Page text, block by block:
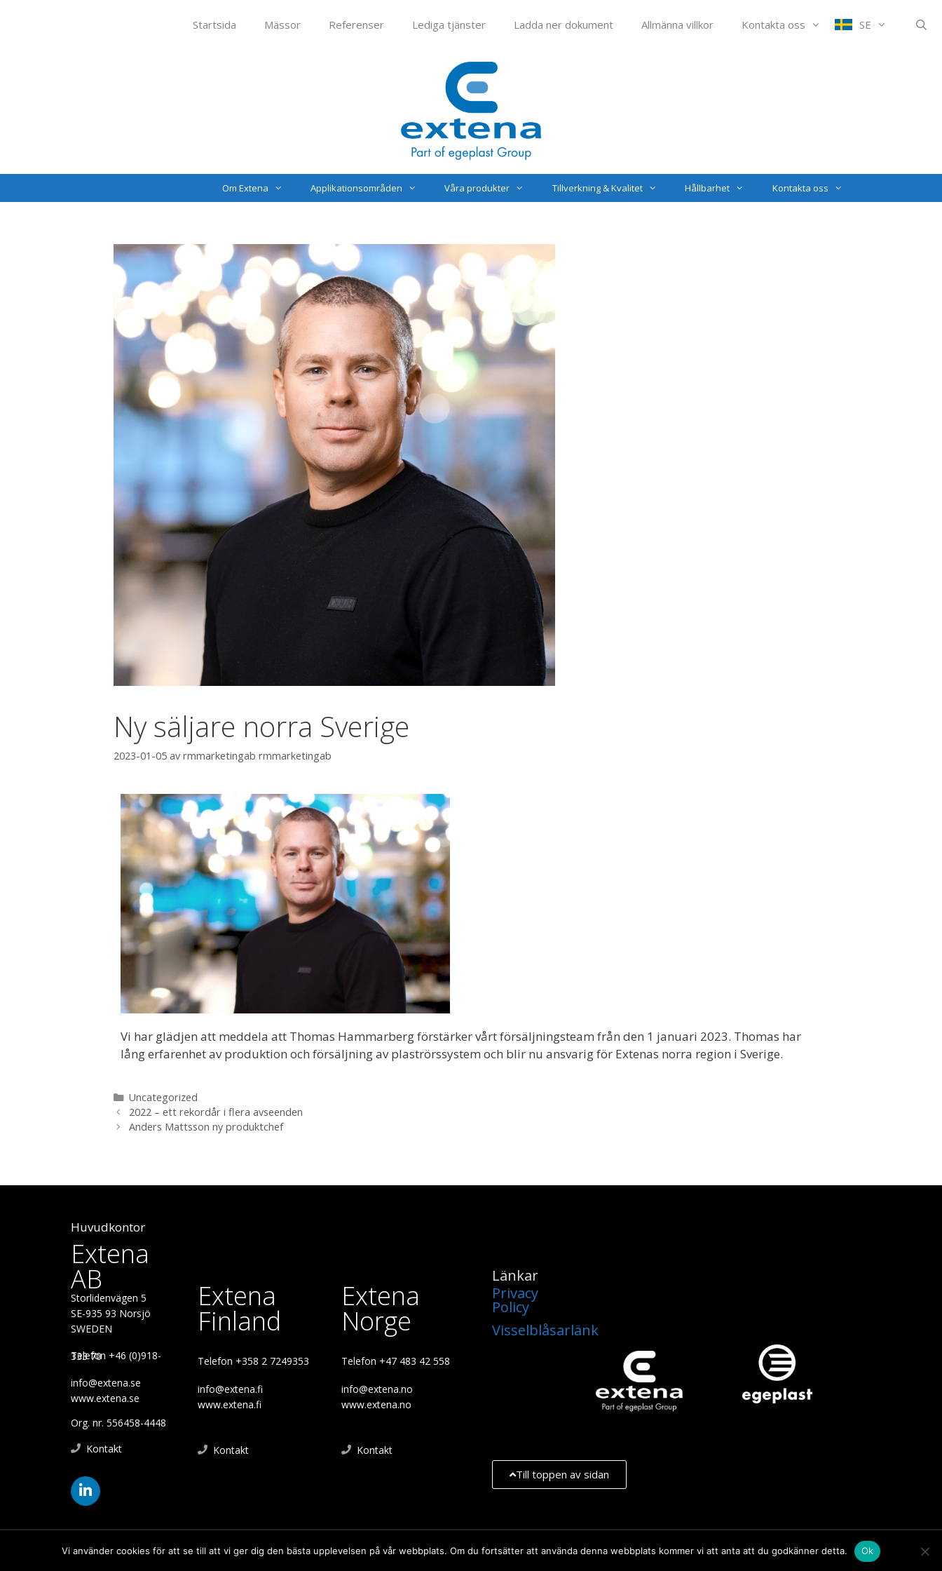
Startsida Mässor Referenser Lediga tjänster Ladda ner dokument Allmänna villkor Kontakta oss SE
Om Extena Applikationsområden Våra produkter Tillverkning & Kvalitet Hållbarhet Kontakta oss
Ny säljare norra Sverige
2023-01-05 av rmmarketingab rmmarketingab
Vi har glädjen att meddela att Thomas Hammarberg förstärker vårt försäljningsteam från den 1 januari 2023. Thomas har
lång erfarenhet av produktion och försäljning av plaströrssystem och blir nu ansvarig för Extenas norra region i Sverige.
Uncategorized
2022 – ett rekordår i flera avseenden
Anders Mattsson ny produktchef
Huvudkontor
Extena
AB
Storlidenvägen 5
SE-935 93 Norsjö
SWEDEN
Telefon +46 (0)918-333 70
info@extena.se
www.extena.se
Org. nr. 556458-4448
Kontakt
Extena
Finland
Telefon +358 2 7249353
info@extena.fi
www.extena.fi
Kontakt
Extena
Norge
Telefon +47 483 42 558
info@extena.no
www.extena.no
Kontakt
Länkar
Privacy
Policy
Visselblåsarlänk
Till toppen av sidan
2026 ©
Vi använder cookies för att se till att vi ger dig den bästa upplevelsen på vår webbplats. Om du fortsätter att använda denna webbplats kommer vi att anta att du godkänner detta. Ok